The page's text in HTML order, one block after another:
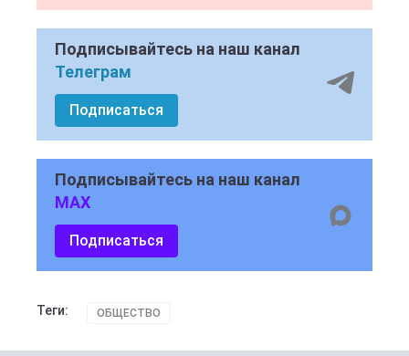
Подписывайтесь на наш канал
Телеграм
Подписаться
Подписывайтесь на наш канал
MAX
Подписаться
Теги: ОБЩЕСТВО